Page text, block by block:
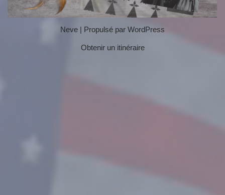
Neve | Propulsé par WordPress
Obtenir un itinéraire